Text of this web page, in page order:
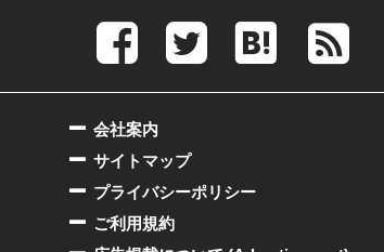
会社案内
サイトマップ
プライバシーポリシー
ご利用規約